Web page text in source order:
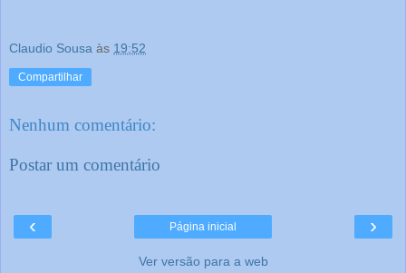
Claudio Sousa às 19:52
Compartilhar
Nenhum comentário:
Postar um comentário
‹ ›
Página inicial
Ver versão para a web